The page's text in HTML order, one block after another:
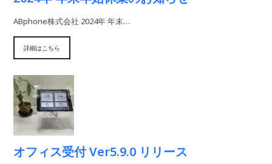
ABphone株式会社 2024年 年末…
詳細はこちら
オフィス受付 Ver5.9.0 リリース